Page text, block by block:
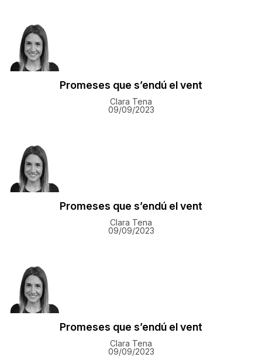
Promeses que s’endú el vent
Clara Tena
09/09/2023
Promeses que s’endú el vent
Clara Tena
09/09/2023
Promeses que s’endú el vent
Clara Tena
09/09/2023